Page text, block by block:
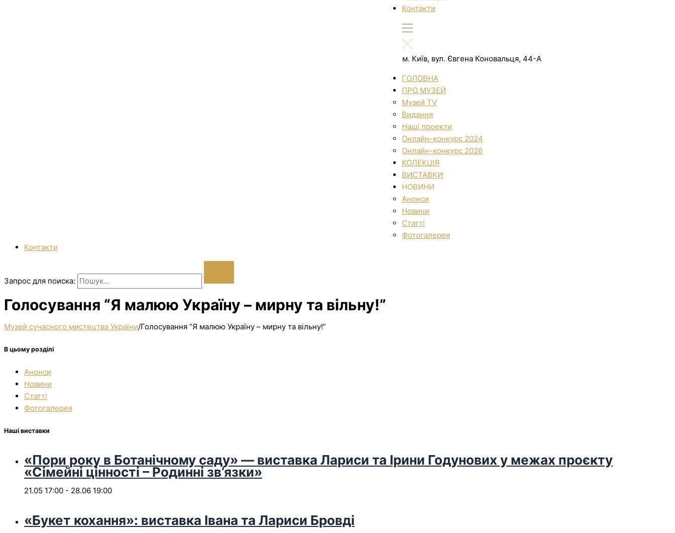
Контакти
м. Київ, вул. Євгена Коновальця, 44-А
ГОЛОВНА
ПРО МУЗЕЙ
Музей TV
Видання
Наші проекти
Онлайн-конкурс 2024
Онлайн-конкурс 2026
КОЛЕКЦІЯ
ВИСТАВКИ
НОВИНИ
Анонси
Новини
Статті
Фотогалерея
Контакти
Запрос для поиска:
Голосування “Я малюю Україну – мирну та вільну!”
Музей сучасного мистецтва України/Голосування “Я малюю Україну – мирну та вільну!”
В цьому розділі
Анонси
Новини
Статті
Фотогалерея
Наші виставки
«Пори року в Ботанічному саду» — виставка Лариси та Ірини Годунових у межах проєкту
«Сімейні цінності – Родинні зв’язки»
21.05 17:00 - 28.06 19:00
«Букет кохання»: виставка Івана та Лариси Бровді